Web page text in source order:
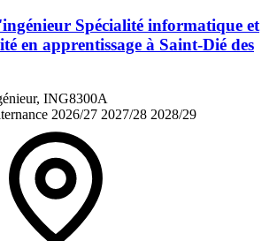
Spécialité informatique et
en apprentissage à Saint-Dié des
ING8300A
2026/27 2027/28 2028/29